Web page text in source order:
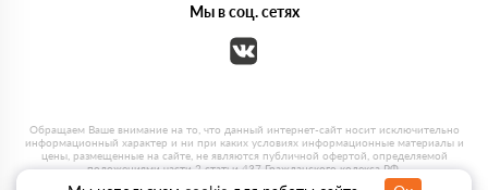
Мы в соц. сетях